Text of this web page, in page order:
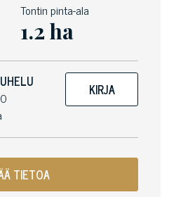
Tontin pinta-ala
1.2 ha
KIRJA
TIETOA